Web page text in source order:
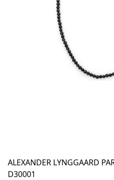
ALEXANDER LYNGGAARD
D30001